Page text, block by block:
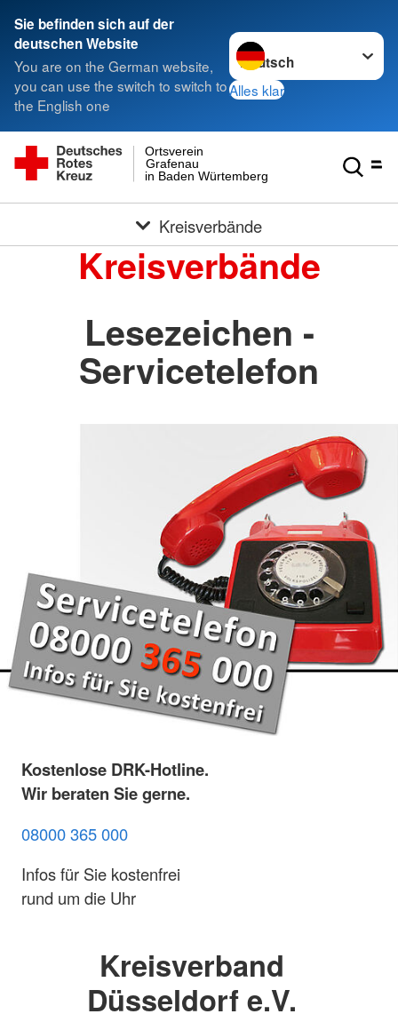
Sie befinden sich auf der
deutschen Website
You are on the German website,
you can use the switch to switch to
the English one
Sprache wechseln zu
Alles klar
in Baden Würtemberg
Grafenau
Ortsverein
Kreisverbände
Kreisverbände
Lesezeichen -
Servicetelefon
Kostenlose DRK-Hotline.
Wir beraten Sie gerne.
08000 365 000
Infos für Sie kostenfrei
rund um die Uhr
Kreisverband
Düsseldorf e.V.